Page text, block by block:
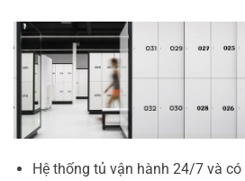
Hệ thống tủ vận hành 24/7 và